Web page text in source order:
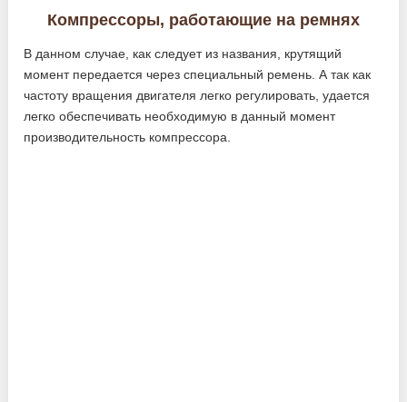
Компрессоры, работающие на ремнях
В данном случае, как следует из названия, крутящий
момент передается через специальный ремень. А так как
частоту вращения двигателя легко регулировать, удается
легко обеспечивать необходимую в данный момент
производительность компрессора.